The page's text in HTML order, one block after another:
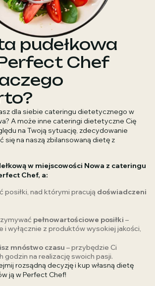
pudełkowa
Chef
dla siebie cateringu dietetycznego w
A może inne cateringi dietetyczne Cię
na Twoją sytuację, zdecydowanie
się na naszą zbilansowaną dietę z
w miejscowości Nowa z cateringu
Chef, a:
posiłki, nad którymi pracują doświadczeni
pełnowartościowe posiłki –
i wyłącznie z produktów wysokiej jakości,
mnóstwo czasu – przybędzie Ci
godzin na realizację swoich pasji.
rozsądną decyzję i kup własną dietę
ją w Perfect Chef!